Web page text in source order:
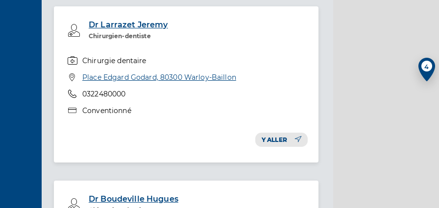
Dr Larrazet Jeremy
Chirurgien-dentiste
Professionel de santé
Chirurgie dentaire
Adresse
Place Edgard Godard, 80300 Warloy-Baillon
Téléphone
0322480000
Type de convention
Conventionné
Y ALLER
Dr Boudeville Hugues
Professionel de santé
4